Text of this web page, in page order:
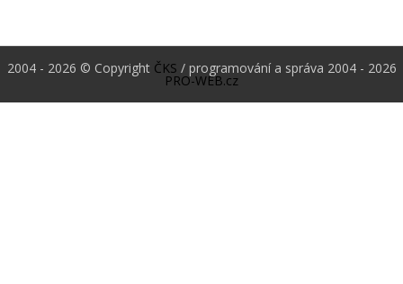
2004 - 2026 © Copyright ČKS / programování a správa 2004 - 2026
PRO-WEB.cz